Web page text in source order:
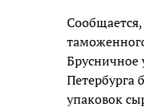
Брусничное
Петербурга
упаковок